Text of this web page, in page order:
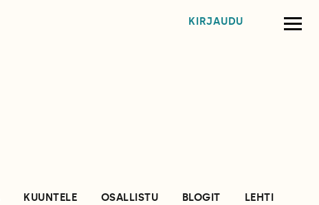
KIRJAUDU
KUUNTELE OSALLISTU BLOGIT
LEHTI